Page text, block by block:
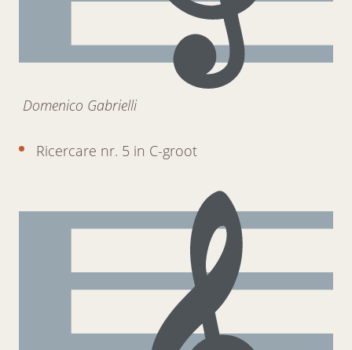
Domenico Gabrielli
Ricercare nr. 5 in C-groot